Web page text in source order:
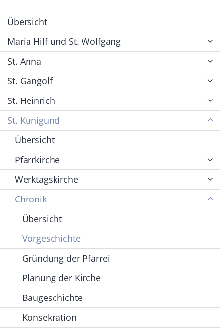
Übersicht
Maria Hilf und St. Wolfgang
St. Anna
St. Gangolf
St. Heinrich
St. Kunigund
Übersicht
Pfarrkirche
Werktagskirche
Chronik
Übersicht
Vorgeschichte
Gründung der Pfarrei
Planung der Kirche
Baugeschichte
Konsekration